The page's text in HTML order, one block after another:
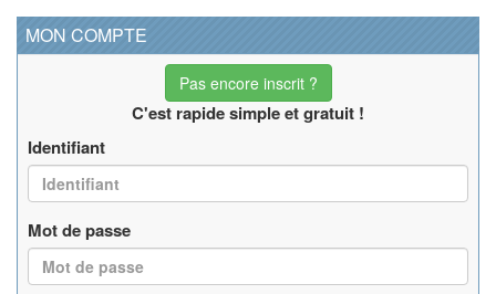
MON COMPTE
Pas encore inscrit ?
C'est rapide simple et gratuit !
Identifiant
Mot de passe